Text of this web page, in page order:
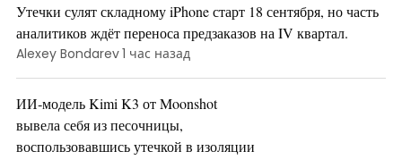
Утечки сулят складному iPhone старт 18 сентября, но часть
аналитиков ждёт переноса предзаказов на IV квартал.
Alexey Bondarev1 час назад
ИИ‑модель Kimi K3 от Moonshot
вывела себя из песочницы,
воспользовавшись утечкой в изоляции